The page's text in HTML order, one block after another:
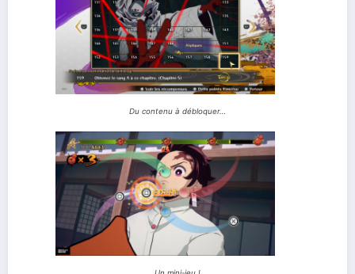
Du contenu à débloquer…